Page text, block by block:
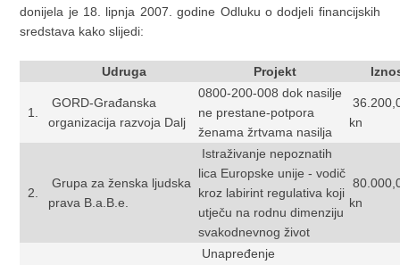
donijela je 18. lipnja 2007. godine Odluku o dodjeli financijskih
sredstava kako slijedi:
Udruga Projekt
1.
GORD-Građanska
organizacija razvoja Dalj
0800-200-008 dok nasilje
ne prestane-potpora
ženama žrtvama nasilja
kn
2.
Grupa za ženska ljudska
prava B.a.B.e.
Istraživanje nepoznatih
lica Europske unije - vodič
kroz labirint regulativa koji
utječu na rodnu dimenziju
svakodnevnog život
kn
Unapređenje